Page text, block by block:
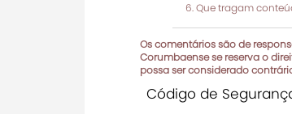
Que tragam
Os comentários são de
Corumbaense se reserva o
possa ser considerado
Código de